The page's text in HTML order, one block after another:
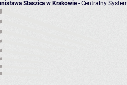
Staszica w Krakowie- Centralny